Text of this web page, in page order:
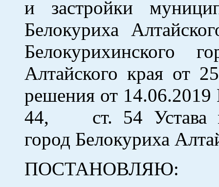
и застройки
Белокуриха
Белокурихинского
Алтайского края от
решения от 14.06.2019
44, ст. 54 Устава
город Белокуриха
ПОСТАНОВЛЯЮ: